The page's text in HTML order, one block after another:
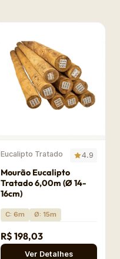
Eucalipto Tratado 4.9
Mourão Eucalipto
Tratado 6,00m (Ø 14-
16cm)
C: 6m Ø: 15m
R$ 198,03
Ver Detalhes